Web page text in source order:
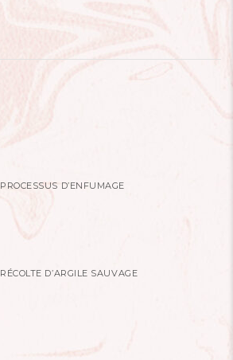
PROCESSUS D’ENFUMAGE
RÉCOLTE D’ARGILE SAUVAGE